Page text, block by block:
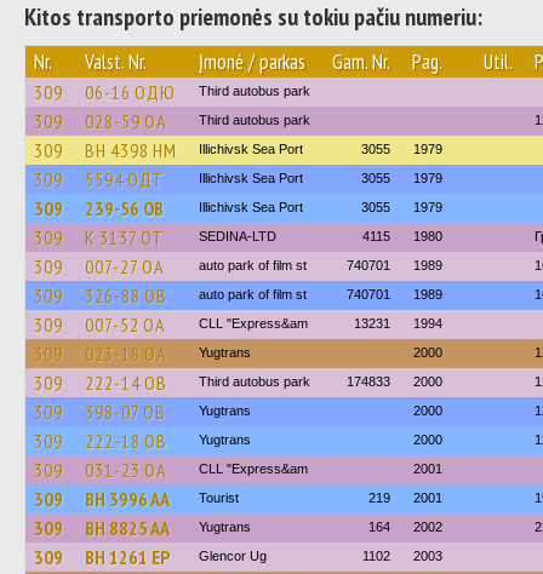
Kitos transporto priemonės su tokiu pačiu numeriu:
Nr. Valst. Nr. Įmonė / parkas Gam. Nr. Pag. Util.
309 06-16 ОДЮ Third autobus park
309 028-59 ОА Third autobus park
309 BH 4398 HM Illichivsk Sea Port 3055 1979
309 5594 ОДТ Illichivsk Sea Port 3055 1979
309 239-56 ОВ Illichivsk Sea Port 3055 1979
309 К 3137 ОТ SEDINA-LTD 4115 1980
309 007-27 ОА auto park of film st 740701 1989
309 326-88 ОВ auto park of film st 740701 1989
309 007-52 ОА CLL "Express&am 13231 1994
309 023-18 ОА Yugtrans 2000
309 222-14 ОВ Third autobus park 174833 2000
309 398-07 ОВ Yugtrans 2000
309 222-18 ОВ Yugtrans 2000
309 031-23 ОА CLL "Express&am 2001
309 BH 3996 AA Tourist 219 2001
309 BH 8825 AA Yugtrans 164 2002
309 BH 1261 EP Glencor Ug 1102 2003